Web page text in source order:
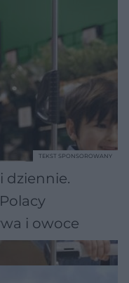
dziennie.
i owoce
TEKST SPONSOROWANY